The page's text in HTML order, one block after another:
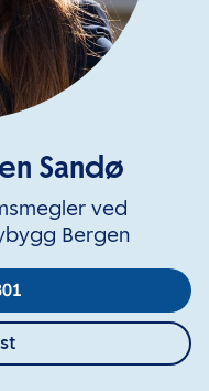
Sandø
ved
Bergen